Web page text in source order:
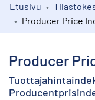
Kokoelmat
Etusivu
Producer